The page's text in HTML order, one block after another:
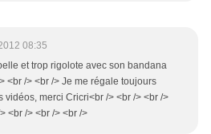
08:35
et trop rigolote avec son bandana
<br /> <br /> Je me régale toujours
vidéos, merci Cricri<br /> <br /> <br />
<br /> <br /> <br />